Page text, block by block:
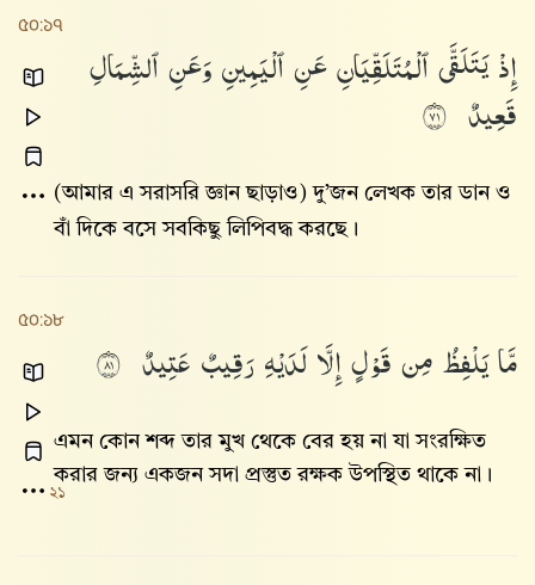
৫০:১৭
إِذْيَتَلَقَّىٱلْمُتَلَقِّيَانِعَنِٱلْيَمِينِوَعَنِٱلشِّمَالِ
قَعِيدٌ ١٧
(আমার এ সরাসরি জ্ঞান ছাড়াও) দু’জন লেখক তার ডান ও
বাঁ দিকে বসে সবকিছু লিপিবদ্ধ করছে।
৫০:১৮
مَّايَلْفِظُمِنقَوْلٍإِلَّالَدَيْهِرَقِيبٌعَتِيدٌ ١٨
এমন কোন শব্দ তার মুখ থেকে বের হয় না যা সংরক্ষিত
করার জন্য একজন সদা প্রস্তুত রক্ষক উপস্থিত থাকে না।
২১